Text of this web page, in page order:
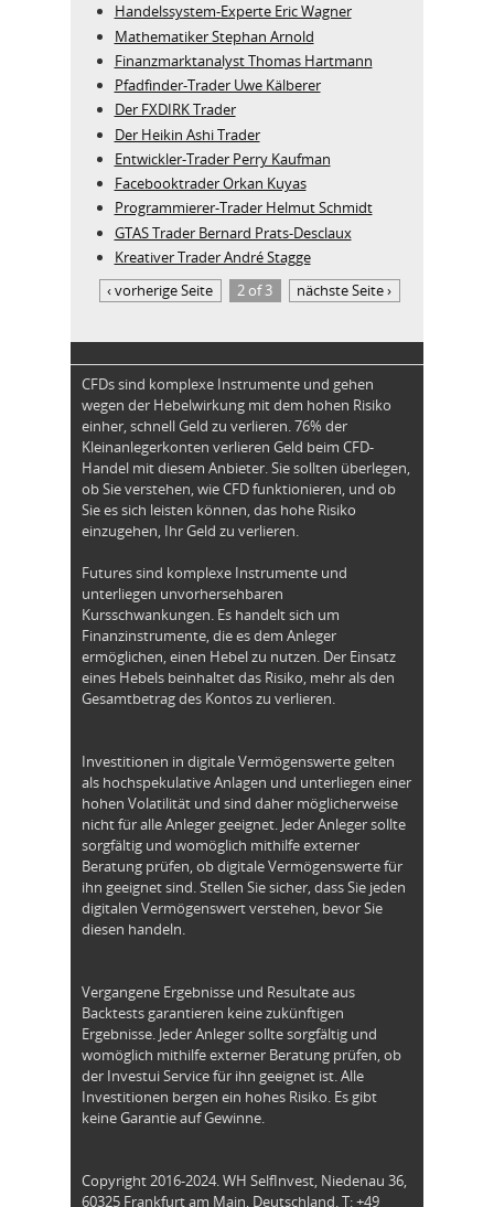
Handelssystem-Experte Eric Wagner
Mathematiker Stephan Arnold
Finanzmarktanalyst Thomas Hartmann
Pfadfinder-Trader Uwe Kälberer
Der FXDIRK Trader
Der Heikin Ashi Trader
Entwickler-Trader Perry Kaufman
Facebooktrader Orkan Kuyas
Programmierer-Trader Helmut Schmidt
GTAS Trader Bernard Prats-Desclaux
Kreativer Trader André Stagge
‹ vorherige Seite
2 of 3 nächste Seite ›
CFDs sind komplexe Instrumente und gehen
wegen der Hebelwirkung mit dem hohen Risiko
einher, schnell Geld zu verlieren. 76% der
Kleinanlegerkonten verlieren Geld beim CFD-
Handel mit diesem Anbieter. Sie sollten überlegen,
ob Sie verstehen, wie CFD funktionieren, und ob
Sie es sich leisten können, das hohe Risiko
einzugehen, Ihr Geld zu verlieren.
Futures sind komplexe Instrumente und
unterliegen unvorhersehbaren
Kursschwankungen. Es handelt sich um
Finanzinstrumente, die es dem Anleger
ermöglichen, einen Hebel zu nutzen. Der Einsatz
eines Hebels beinhaltet das Risiko, mehr als den
Gesamtbetrag des Kontos zu verlieren.
Investitionen in digitale Vermögenswerte gelten
als hochspekulative Anlagen und unterliegen einer
hohen Volatilität und sind daher möglicherweise
nicht für alle Anleger geeignet. Jeder Anleger sollte
sorgfältig und womöglich mithilfe externer
Beratung prüfen, ob digitale Vermögenswerte für
ihn geeignet sind. Stellen Sie sicher, dass Sie jeden
digitalen Vermögenswert verstehen, bevor Sie
diesen handeln.
Vergangene Ergebnisse und Resultate aus
Backtests garantieren keine zukünftigen
Ergebnisse. Jeder Anleger sollte sorgfältig und
womöglich mithilfe externer Beratung prüfen, ob
der Investui Service für ihn geeignet ist. Alle
Investitionen bergen ein hohes Risiko. Es gibt
keine Garantie auf Gewinne.
Copyright 2016-2024. WH SelfInvest, Niedenau 36,
60325 Frankfurt am Main, Deutschland. T: +49